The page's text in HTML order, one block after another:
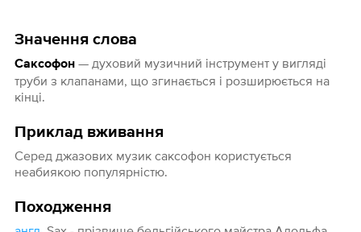
Значення слова
Саксофон— духовий музичний інструмент у вигляді
труби з клапанами, що згинається і розширюється на
кінці.
Приклад вживання
Серед джазових музик саксофон користується
неабиякою популярністю.
Походження